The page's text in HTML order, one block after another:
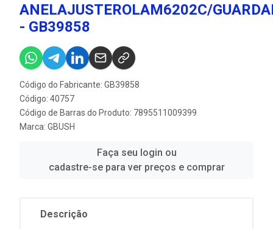
ANELAJUSTEROLAM6202C/
- GB39858
Código do Fabricante: GB39858
Código: 40757
Código de Barras do Produto: 7895511009399
Marca: GBUSH
Faça seu login ou
cadastre-se para ver preços e comprar
Descrição